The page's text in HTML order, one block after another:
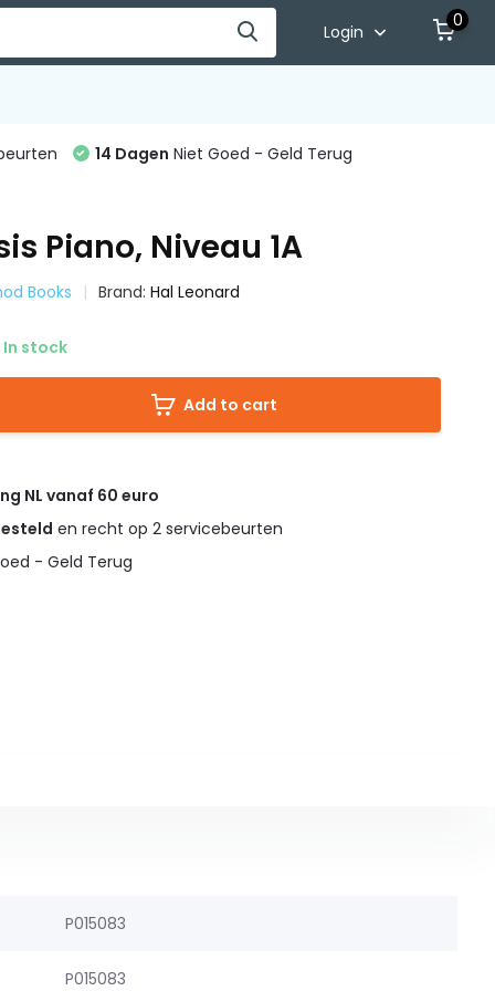
Login
0
14 Dagen Niet Goed - Geld Terug
Piano, Niveau 1A
Books Brand:Hal Leonard
In stock
Add to cart
NL vanaf 60 euro
en recht op 2 servicebeurten
- Geld Terug
P015083
P015083